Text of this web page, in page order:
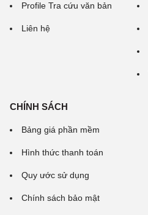
Profile Tra cứu văn bản
Liên hệ
CHÍNH SÁCH
Bảng giá phần mềm
Hình thức thanh toán
Quy ước sử dụng
Chính sách bảo mật